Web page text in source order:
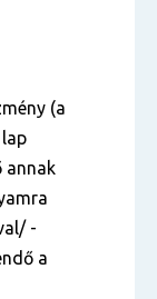
(a
annak
-
a